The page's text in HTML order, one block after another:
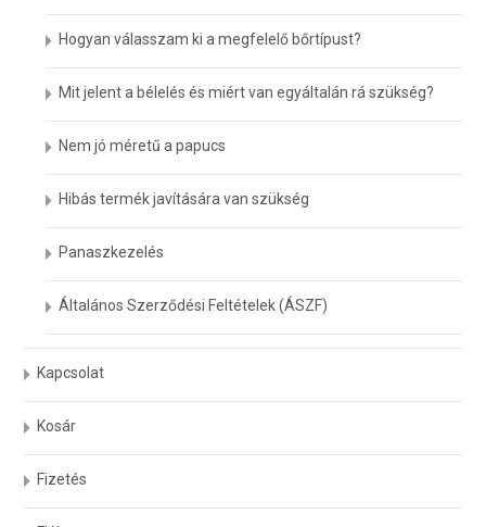
Hogyan válasszam ki a megfelelő bőrtípust?
Mit jelent a bélelés és miért van egyáltalán rá szükség?
Nem jó méretű a papucs
Hibás termék javítására van szükség
Panaszkezelés
Általános Szerződési Feltételek (ÁSZF)
Kapcsolat
Kosár
Fizetés